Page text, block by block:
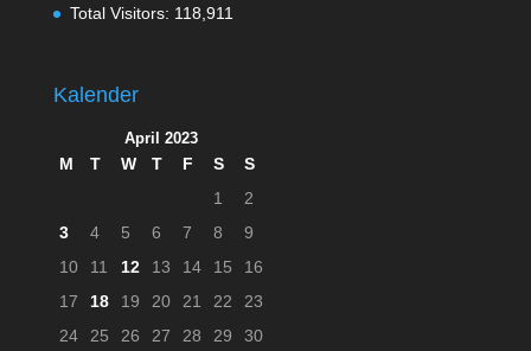
Total Visitors: 118,911
Kalender
April 2023
M T W T F S
S
1
2
3
4 5 6 7 8
9
10
11 12 13 14 15
16
17
18 19 20 21 22
23
24
25 26 27 28 29 30